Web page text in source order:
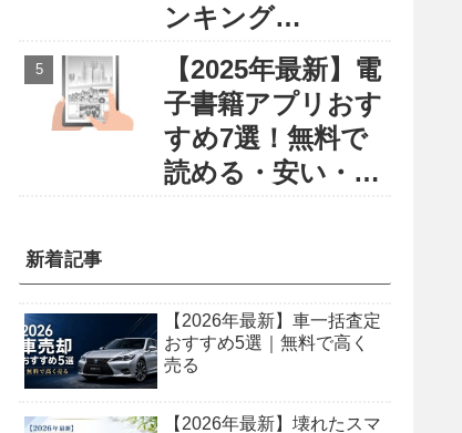
ンキング
〜円安・物価高に
負けない賢い留学
選び〜
【2025年最新】電
子書籍アプリおす
すめ7選！無料で
読める・安い・使
新着記事
【2026年最新】車一括査定
おすすめ5選｜無料で高く
売る
【2026年最新】壊れたスマ